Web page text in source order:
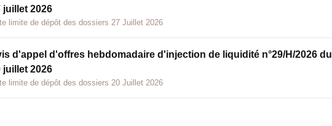
juillet 2026
limite de dépôt des dossiers 27 Juillet 2026
d'appel d'offres hebdomadaire d'injection de liquidité n°29/H/2026 du
juillet 2026
limite de dépôt des dossiers 20 Juillet 2026